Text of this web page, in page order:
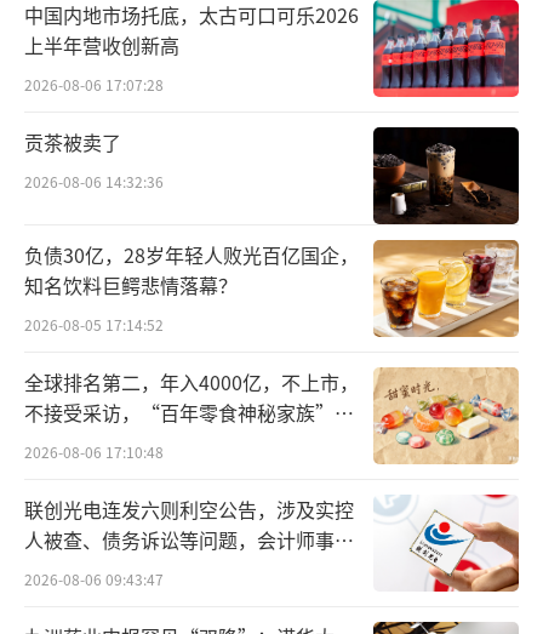
根据央视新闻1月5日报道，中国疾控中心
最新数据称，目前流感病毒阳性率持续上升，
其中99%以上为甲流。据了解，流感病毒分为
甲、乙、丙、丁4型，其中甲型流感是由甲型流
感病毒引起的急性呼吸道传染病，传染性最
强、最容易发生变异。
甲流强势来袭之际，黑龙江、北京、山
药防治指南/方案，而在各省防治指南中，络病
理论指导下研制的创新中药连花清瘟均被列为
推荐用药。
回溯连花清瘟的“神药”之路，其诞生、
发展、崛起与三次重大疫情紧密相连。2003
中国内地市场托底，太古可口可乐2026
上半年营收创新高
2026-08-06 17:07:28
贡茶被卖了
2026-08-06 14:32:36
负债30亿，28岁年轻人败光百亿国企，
知名饮料巨鳄悲情落幕？
2026-08-05 17:14:52
全球排名第二，年入4000亿，不上市，
不接受采访，“百年零食神秘家族”浮
出水面？
2026-08-06 17:10:48
联创光电连发六则利空公告，涉及实控
人被查、债务诉讼等问题，会计师事务
所曾出具“保留意见”
2026-08-06 09:43:47